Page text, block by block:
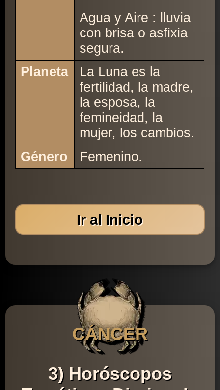
Agua y Aire : lluvia
con brisa o asfixia
segura.
Planeta
La Luna es la
fertilidad, la madre,
la esposa, la
femineidad, la
mujer, los cambios.
Género
Femenino.
Ir al Inicio
CÁNCER
3) Horóscopos